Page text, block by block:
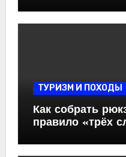
ТУРИЗМ И ПОХОДЫ
Как собрать
правило «трёх